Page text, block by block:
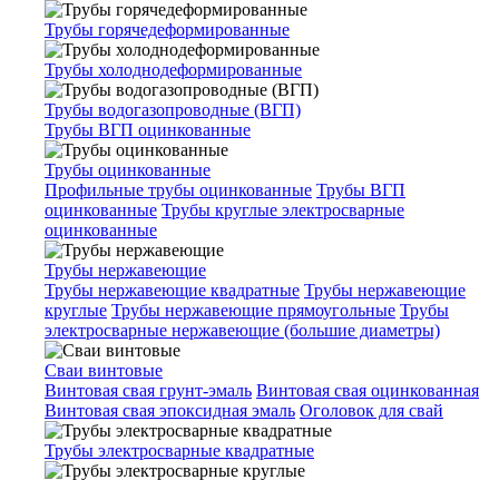
Трубы горячедеформированные
Трубы холоднодеформированные
Трубы водогазопроводные (ВГП)
Трубы ВГП оцинкованные
Трубы оцинкованные
Профильные трубы оцинкованные Трубы ВГП
оцинкованные Трубы круглые электросварные
оцинкованные
Трубы нержавеющие
Трубы нержавеющие квадратные Трубы нержавеющие
круглые Трубы нержавеющие прямоугольные Трубы
электросварные нержавеющие (большие диаметры)
Сваи винтовые
Винтовая свая грунт-эмаль Винтовая свая оцинкованная
Винтовая свая эпоксидная эмаль Оголовок для свай
Трубы электросварные квадратные